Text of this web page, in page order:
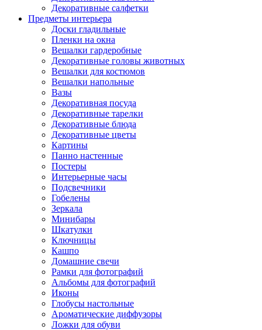
Декоративные салфетки
Предметы интерьера
Доски гладильные
Пленки на окна
Вешалки гардеробные
Декоративные головы животных
Вешалки для костюмов
Вешалки напольные
Вазы
Декоративная посуда
Декоративные тарелки
Декоративные блюда
Декоративные цветы
Картины
Панно настенные
Постеры
Интерьерные часы
Подсвечники
Гобелены
Зеркала
Минибары
Шкатулки
Ключницы
Кашпо
Домашние свечи
Рамки для фотографий
Альбомы для фотографий
Иконы
Глобусы настольные
Ароматические диффузоры
Ложки для обуви